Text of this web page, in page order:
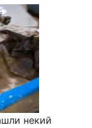
некий